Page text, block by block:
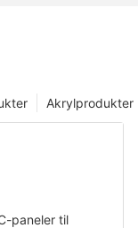
Akrylprodukter